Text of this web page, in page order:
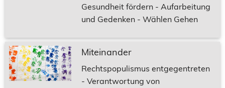
Gesundheit fördern - Aufarbeitung
und Gedenken - Wählen Gehen
Miteinander
Rechtspopulismus entgegentreten
- Verantwortung von